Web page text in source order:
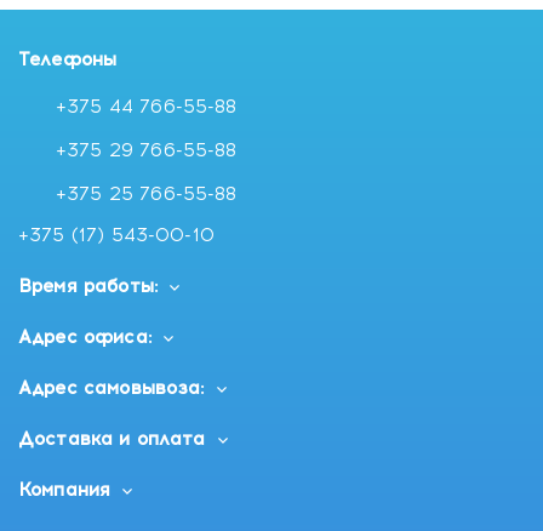
Телефоны
+375 44 766-55-88
+375 29 766-55-88
+375 25 766-55-88
+375 (17) 543-00-10
Время работы:
Адрес офиса:
Адрес самовывоза:
Доставка и оплата
Компания